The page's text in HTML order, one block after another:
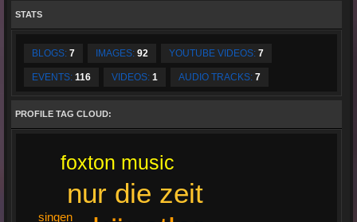
STATS
BLOGS: 7 IMAGES: 92 YOUTUBE VIDEOS: 7
EVENTS: 116 VIDEOS: 1 AUDIO TRACKS: 7
PROFILE TAG CLOUD:
nur die zeit
foxton music
singen